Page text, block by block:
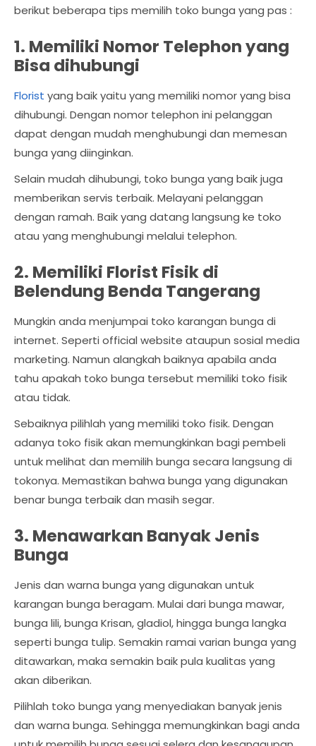
berikut beberapa tips memilih toko bunga yang pas :
1. Memiliki Nomor Telephon yang
Bisa dihubungi
Florist yang baik yaitu yang memiliki nomor yang bisa
dihubungi. Dengan nomor telephon ini pelanggan
dapat dengan mudah menghubungi dan memesan
bunga yang diinginkan.
Selain mudah dihubungi, toko bunga yang baik juga
memberikan servis terbaik. Melayani pelanggan
dengan ramah. Baik yang datang langsung ke toko
atau yang menghubungi melalui telephon.
2. Memiliki Florist Fisik di
Belendung Benda Tangerang
Mungkin anda menjumpai toko karangan bunga di
internet. Seperti official website ataupun sosial media
marketing. Namun alangkah baiknya apabila anda
tahu apakah toko bunga tersebut memiliki toko fisik
atau tidak.
Sebaiknya pilihlah yang memiliki toko fisik. Dengan
adanya toko fisik akan memungkinkan bagi pembeli
untuk melihat dan memilih bunga secara langsung di
tokonya. Memastikan bahwa bunga yang digunakan
benar bunga terbaik dan masih segar.
3. Menawarkan Banyak Jenis
Bunga
Jenis dan warna bunga yang digunakan untuk
karangan bunga beragam. Mulai dari bunga mawar,
bunga lili, bunga Krisan, gladiol, hingga bunga langka
seperti bunga tulip. Semakin ramai varian bunga yang
ditawarkan, maka semakin baik pula kualitas yang
akan diberikan.
Pilihlah toko bunga yang menyediakan banyak jenis
dan warna bunga. Sehingga memungkinkan bagi anda